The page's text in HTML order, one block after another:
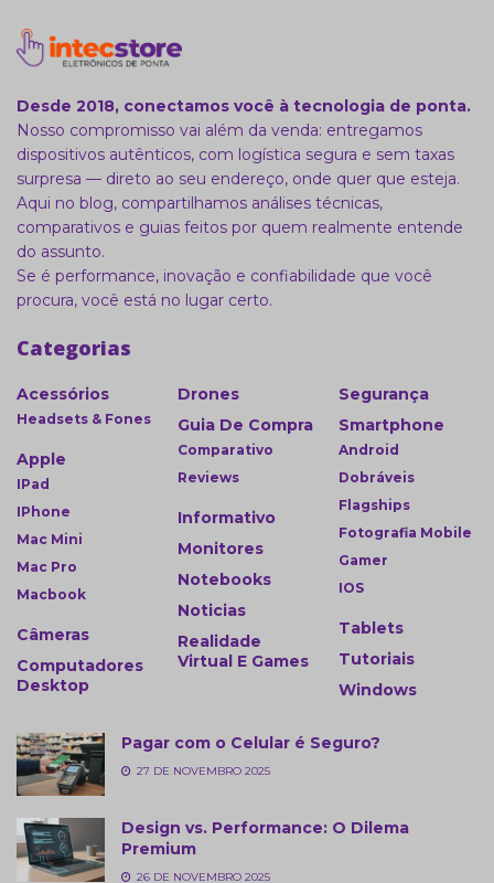
Desde 2018, conectamos você à tecnologia de ponta.
Nosso compromisso vai além da venda: entregamos
dispositivos autênticos, com logística segura e sem taxas
surpresa — direto ao seu endereço, onde quer que esteja.
Aqui no blog, compartilhamos análises técnicas,
comparativos e guias feitos por quem realmente entende
do assunto.
Se é performance, inovação e confiabilidade que você
procura, você está no lugar certo.
Categorias
Acessórios
Headsets & Fones
Apple
IPad
IPhone
Mac Mini
Mac Pro
Macbook
Câmeras
Computadores
Desktop
Drones
Guia De Compra
Comparativo
Reviews
Informativo
Monitores
Notebooks
Noticias
Realidade
Virtual E Games
Segurança
Smartphone
Android
Dobráveis
Flagships
Fotografia Mobile
Gamer
IOS
Tablets
Tutoriais
Windows
Pagar com o Celular é Seguro?
27 DE NOVEMBRO 2025
Design vs. Performance: O Dilema
Premium
26 DE NOVEMBRO 2025